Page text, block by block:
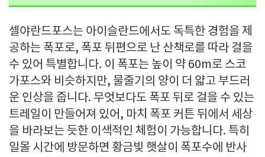
셀야란드포스는 아이슬란드에서도 독특한 경험을 제
공하는 폭포로, 폭포 뒤편으로 난 산책로를 따라 걸을
수 있어 특별합니다. 이 폭포는 높이 약 60m로 스코
가포스와 비슷하지만, 물줄기의 양이 더 얇고 부드러
운 인상을 줍니다. 무엇보다도 폭포 뒤로 걸을 수 있는
트레일이 만들어져 있어, 마치 폭포 커튼 뒤에서 세상
을 바라보는 듯한 이색적인 체험이 가능합니다. 특히
일몰 시간에 방문하면 황금빛 햇살이 폭포수에 반사